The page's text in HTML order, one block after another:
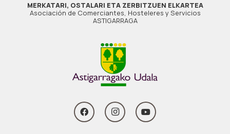
MERKATARI, OSTALARI ETA ZERBITZUEN ELKARTEA
Asociación de Comerciantes, Hosteleres y Servicios
ASTIGARRAGA